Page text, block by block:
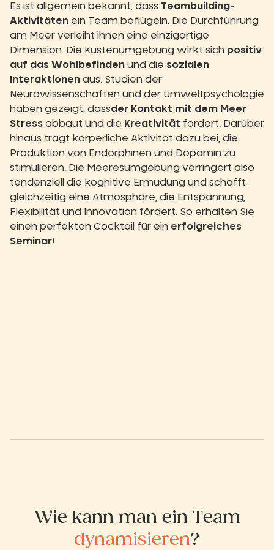
Es ist allgemein bekannt, dass Teambuilding-
Aktivitäten ein Team beflügeln. Die Durchführung
am Meer verleiht ihnen eine einzigartige
Dimension. Die Küstenumgebung wirkt sich positiv
auf das Wohlbefinden und die sozialen
Interaktionen aus. Studien der
Neurowissenschaften und der Umweltpsychologie
haben gezeigt, dassder Kontakt mit dem Meer
Stress abbaut und die Kreativität fördert. Darüber
hinaus trägt körperliche Aktivität dazu bei, die
Produktion von Endorphinen und Dopamin zu
stimulieren. Die Meeresumgebung verringert also
tendenziell die kognitive Ermüdung und schafft
gleichzeitig eine Atmosphäre, die Entspannung,
Flexibilität und Innovation fördert. So erhalten Sie
einen perfekten Cocktail für ein erfolgreiches
Seminar!
Wie kann man ein Team
dynamisieren?